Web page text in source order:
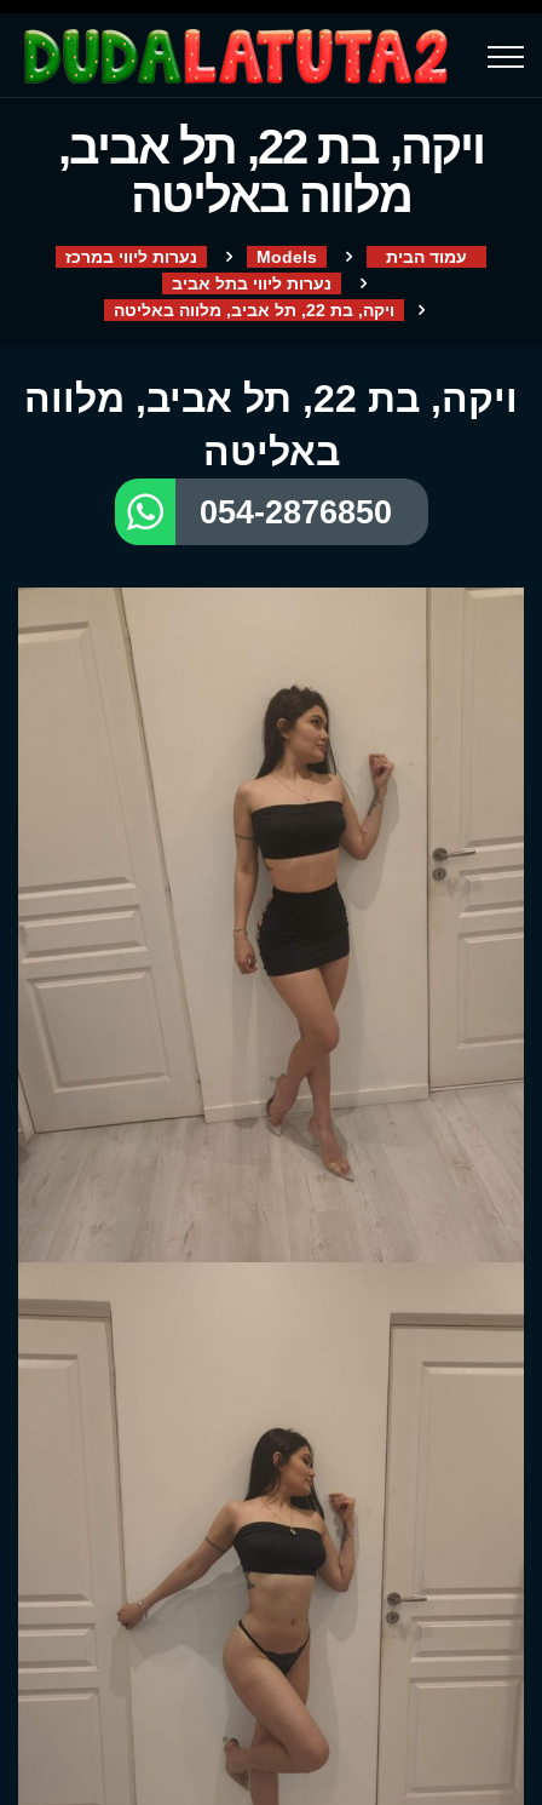
ויקה, בת 22, תל אביב,
מלווה באליטה
עמוד הבית Models
נערות ליווי במרכז
נערות ליווי בתל אביב
ויקה, בת 22, תל אביב, מלווה באליטה
ויקה, בת 22, תל אביב, מלווה
באליטה
054-2876850